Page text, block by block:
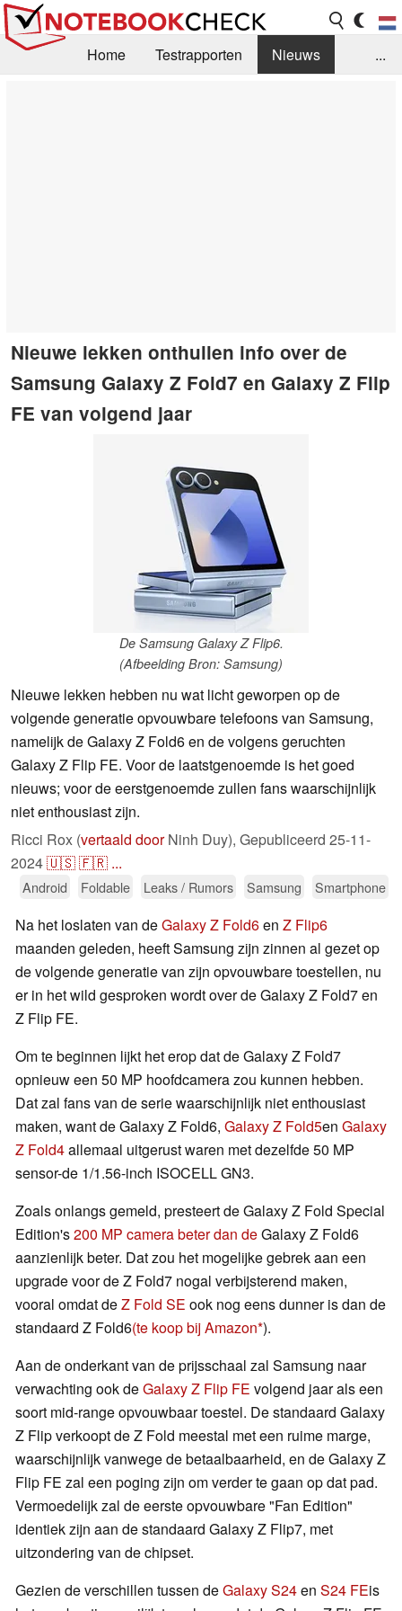
Home Testrapporten
Nieuws
...
Nieuwe lekken onthullen info over de
Samsung Galaxy Z Fold7 en Galaxy Z Flip
FE van volgend jaar
De Samsung Galaxy Z Flip6.
(Afbeelding Bron: Samsung)
Nieuwe lekken hebben nu wat licht geworpen op de
volgende generatie opvouwbare telefoons van Samsung,
namelijk de Galaxy Z Fold6 en de volgens geruchten
Galaxy Z Flip FE. Voor de laatstgenoemde is het goed
nieuws; voor de eerstgenoemde zullen fans waarschijnlijk
niet enthousiast zijn.
Ricci Rox (vertaald doorNinh Duy), Gepubliceerd 25-11-
2024🇺🇸🇫🇷 ...
Android Foldable Leaks / Rumors Samsung Smartphone
Na het loslaten van deGalaxy Z Fold6en Z Flip6
maanden geleden, heeft Samsung zijn zinnen al gezet op
de volgende generatie van zijn opvouwbare toestellen, nu
er in het wild gesproken wordt over de Galaxy Z Fold7 en
Z Flip FE.
Om te beginnen lijkt het erop dat de Galaxy Z Fold7
opnieuw een 50 MP hoofdcamera zou kunnen hebben.
Dat zal fans van de serie waarschijnlijk niet enthousiast
maken, want de Galaxy Z Fold6, Galaxy Z Fold5en Galaxy
Z Fold4allemaal uitgerust waren met dezelfde 50 MP
sensor-de 1/1.56-inch ISOCELL GN3.
Zoals onlangs gemeld, presteert de Galaxy Z Fold Special
Edition's200 MP camera beter dan deGalaxy Z Fold6
aanzienlijk beter. Dat zou het mogelijke gebrek aan een
upgrade voor de Z Fold7 nogal verbijsterend maken,
vooral omdat deZ Fold SE ook nog eens dunner is dan de
standaard Z Fold6(te koop bij Amazon ).
Aan de onderkant van de prijsschaal zal Samsung naar
verwachting ook deGalaxy Z Flip FE volgend jaar als een
soort mid-range opvouwbaar toestel. De standaard Galaxy
Z Flip verkoopt de Z Fold meestal met een ruime marge,
waarschijnlijk vanwege de betaalbaarheid, en de Galaxy Z
Flip FE zal een poging zijn om verder te gaan op dat pad.
Vermoedelijk zal de eerste opvouwbare "Fan Edition"
identiek zijn aan de standaard Galaxy Z Flip7, met
uitzondering van de chipset.
Gezien de verschillen tussen deGalaxy S24en S24 FEis